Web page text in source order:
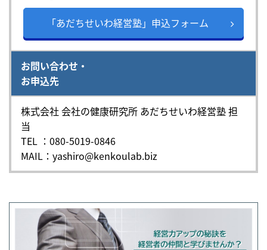
「あだちせいわ経営塾」申込フォーム
お問い合わせ・
お申込先
株式会社 会社の健康研究所 あだちせいわ経営塾 担
当
TEL ：080-5019-0846
MAIL：yashiro@kenkoulab.biz